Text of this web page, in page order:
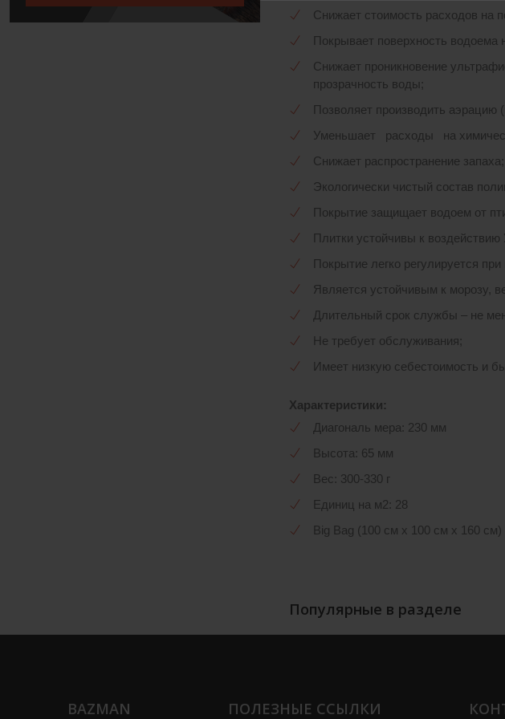
Снижает стоимость расходов на
Покрывает поверхность водоема
Снижает проникновение
прозрачность воды;
Позволяет производить
Уменьшает расходы на
Снижает распространение запаха;
Экологически чистый состав
Покрытие защищает водоем от
Плитки устойчивы к
Покрытие легко регулируется
Является устойчивым к морозу,
Длительный срок службы – не
Не требует обслуживания;
Имеет низкую себестоимость и
Характеристики:
Диагональ мера: 230 мм
Высота: 65 мм
Вес: 300-330 г
Единиц на м2: 28
Big Bag (100 см х 100 см х 160 см)
Популярные в разделе
BAZMAN ПОЛЕЗНЫЕ ССЫЛКИ